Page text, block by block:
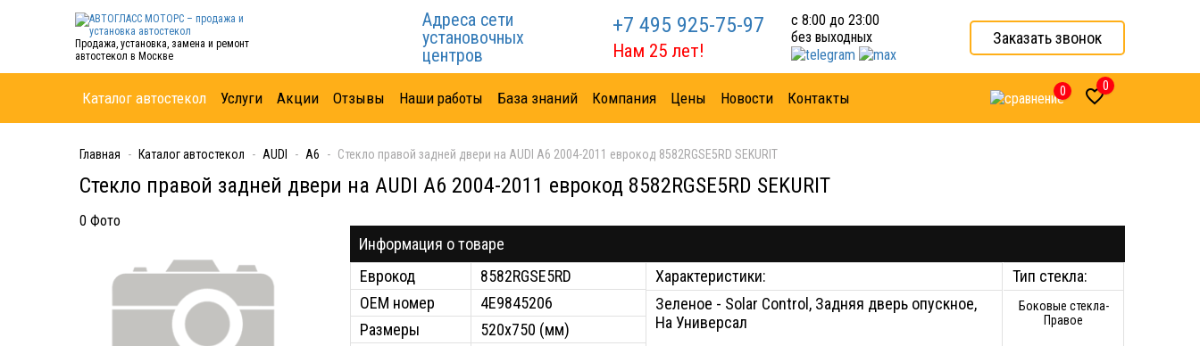
Продажа, установка, замена и ремонт
автостекол в Москве
Адреса сети
установочных
центров
+7 495 925-75-97
Нам 25 лет!
с 8:00 до 23:00
без выходных
Заказать звонок
Каталог автостекол Услуги Акции Отзывы Наши работы База знаний Компания Цены Новости Контакты 0 0
Главная Каталог автостекол AUDI A6 Стекло правой задней двери на AUDI A6 2004-2011 еврокод 8582RGSE5RD SEKURIT
Стекло правой задней двери на AUDI A6 2004-2011 еврокод 8582RGSE5RD SEKURIT
0 Фото
Информация о товаре
Еврокод
8582RGSE5RD
ОЕМ номер
4E9845206
Размеры
520x750 (мм)
Характеристики:
Зеленое - Solar Control, Задняя дверь опускное,
На Универсал
Тип стекла:
Боковые стекла-
Правое